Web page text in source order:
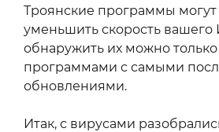
Троянские программы
уменьшить скорость вашего
обнаружить их можно
программами с самыми
обновлениями.
Итак, с вирусами